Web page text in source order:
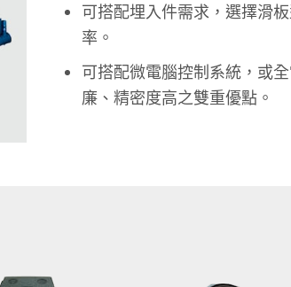
可搭配埋入件需求，選擇滑
率。
可搭配微電腦控制系統，或
廉、精密度高之雙重優點。